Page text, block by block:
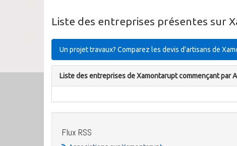
Liste des entreprises présentes sur
Un projet travaux? Comparez les devis d'artisans de
Liste des entreprises de Xamontarupt commençant par A
Flux RSS